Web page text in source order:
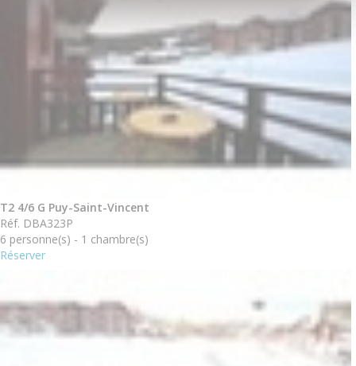
T2 4/6 G Puy-Saint-Vincent
Réf. DBA323P
6 personne(s) - 1 chambre(s)
Réserver